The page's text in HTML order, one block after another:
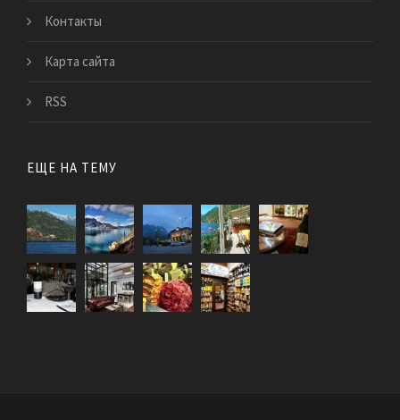
Контакты
Карта сайта
RSS
ЕЩЕ НА ТЕМУ